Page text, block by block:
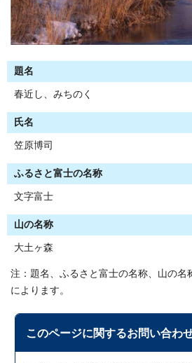
題名
春近し、みちのく
氏名
笠原博司
ふるさと富士の名称
文字富士
山の名称
大土ヶ森
注：題名、ふるさと富士の名称、山の名
によります。
このページに関するお問い合わ